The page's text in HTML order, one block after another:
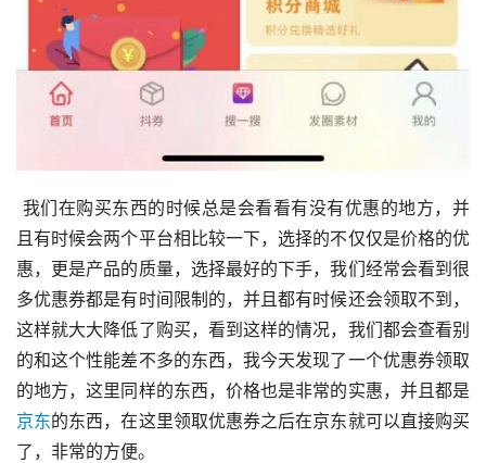
且有时候会两个平台相比较一下，选择的不仅仅是价格的优
惠，更是产品的质量，选择最好的下手，我们经常会看到很
多优惠券都是有时间限制的，并且都有时候还会领取不到，
这样就大大降低了购买，看到这样的情况，我们都会查看别
的和这个性能差不多的东西，我今天发现了一个优惠券领取
的地方，这里同样的东西，价格也是非常的实惠，并且都是
京东的东西，在这里领取优惠券之后在京东就可以直接购买
了，非常的方便。